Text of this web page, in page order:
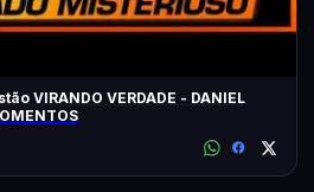
VIRANDO VERDADE - DANIEL